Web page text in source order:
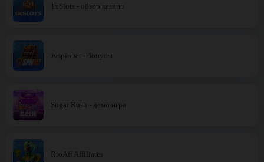
1xSlots - обзор казино
Jvspinbet - бонусы
Sugar Rush - демо игра
RioAff Affiliates